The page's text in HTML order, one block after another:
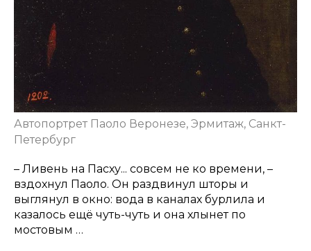
Автопортрет Паоло Веронезе, Эрмитаж, Санкт-
Петербург
– Ливень на Пасху... совсем не ко времени, –
вздохнул Паоло. Он раздвинул шторы и
выглянул в окно: вода в каналах бурлила и
казалось ещё чуть-чуть и она хлынет по
мостовым …